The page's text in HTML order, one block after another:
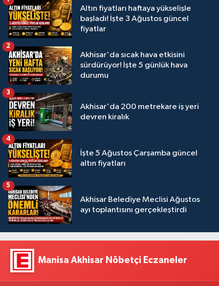
Altın fiyatları haftaya yükselişle
başladı! İşte 3 Ağustos güncel
fiyatlar
Akhisar'da sıcak hava etkisini
sürdürüyor! İşte 5 günlük hava
durumu
2
Akhisar'da 200 metrekare iş yeri
devren kiralık
3
İşte 5 Ağustos Çarşamba güncel
altın fiyatları
4
Akhisar Belediye Meclisi Ağustos
ayı toplantısını gerçekleştirdi
5
Manisa Akhisar Nöbetçi Eczaneler